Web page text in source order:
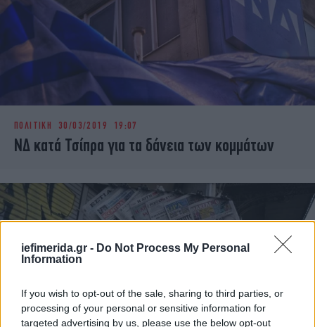
iefimerida.gr - Do Not Process My Personal
Information
If you wish to opt-out of the sale, sharing to third parties, or
processing of your personal or sensitive information for
targeted advertising by us, please use the below opt-out
ΠΟΛΙΤΙΚΗ 30/03/2019 19:07
NΔ κατά Τσίπρα για τα δάνεια των κομμάτων